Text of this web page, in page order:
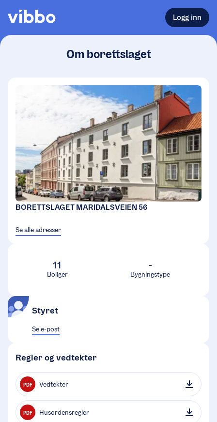
Logg inn
Om borettslaget
BORETTSLAGET MARIDALSVEIEN 56
Se alle adresser
11
Boliger
-
Bygningstype
Styret
Se e-post
Regler og vedtekter
PDF Vedtekter
PDF Husordensregler